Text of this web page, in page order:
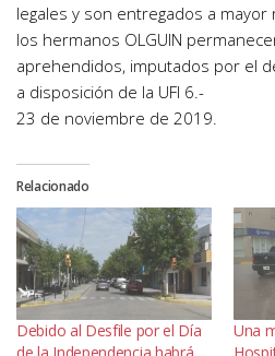
legales y son entregados a
los hermanos OLGUIN
aprehendidos, imputados por el
a disposición de la UFI 6.-
23 de noviembre de 2019.
Relacionado
Debido al Desfile por el Día
de la Independencia habrá
Una